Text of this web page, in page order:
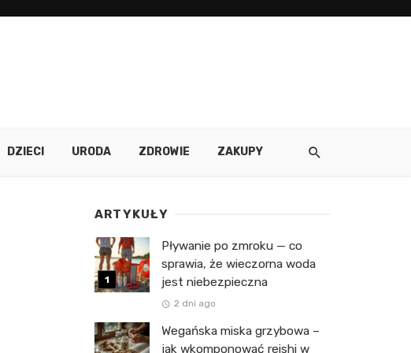
DZIECI URODA ZDROWIE ZAKUPY
ARTYKUŁY
Pływanie po zmroku — co
sprawia, że wieczorna woda
jest niebezpieczna
2 dni ago
Wegańska miska grzybowa –
jak wkomponować reishi w